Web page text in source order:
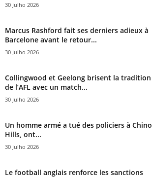
30 Julho 2026
Marcus Rashford fait ses derniers adieux à
Barcelone avant le retour...
30 Julho 2026
Collingwood et Geelong brisent la tradition
de l’AFL avec un match...
30 Julho 2026
Un homme armé a tué des policiers à Chino
Hills, ont...
30 Julho 2026
Le football anglais renforce les sanctions